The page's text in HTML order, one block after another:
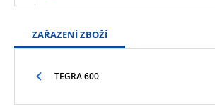
ZAŘAZENÍ ZBOŽÍ
TEGRA 600